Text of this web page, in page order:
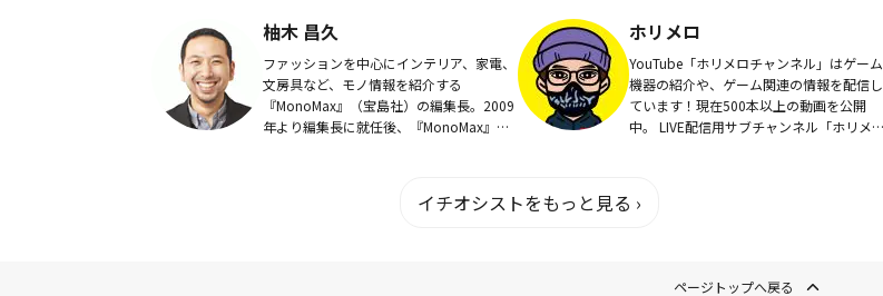
柚木 昌久
ファッションを中心にインテリア、家電、
文房具など、モノ情報を紹介する
『MonoMax』（宝島社）の編集長。2009
年より編集長に就任後、『MonoMax』を
ホリメロ
YouTube「ホリメロチャンネル」はゲーム
機器の紹介や、ゲーム関連の情報を配信し
ています！現在500本以上の動画を公開
中。 LIVE配信用サブチャンネル「ホリメ
イチオシストをもっと見る ›
ページトップへ戻る